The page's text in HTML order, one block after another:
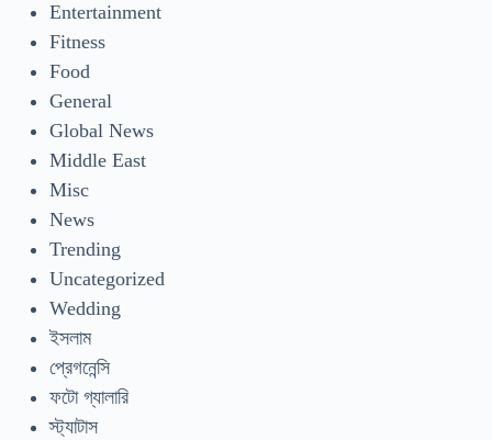
Entertainment
Fitness
Food
General
Global News
Middle East
Misc
News
Trending
Uncategorized
Wedding
ইসলাম
প্রেগনেন্সি
ফটো গ্যালারি
স্ট্যাটাস